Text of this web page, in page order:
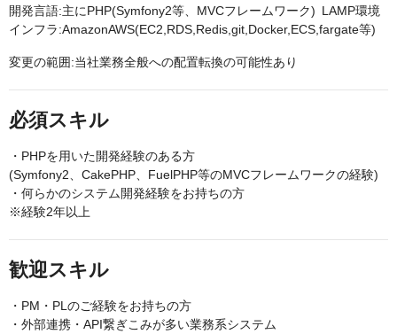
開発言語:主にPHP(Symfony2等、MVCフレームワーク) LAMP環境
インフラ:AmazonAWS(EC2,RDS,Redis,git,Docker,ECS,fargate等)
変更の範囲:当社業務全般への配置転換の可能性あり
必須スキル
・PHPを用いた開発経験のある方
(Symfony2、CakePHP、FuelPHP等のMVCフレームワークの経験)
・何らかのシステム開発経験をお持ちの方
※経験2年以上
歓迎スキル
・PM・PLのご経験をお持ちの方
・外部連携・API繋ぎこみが多い業務系システム